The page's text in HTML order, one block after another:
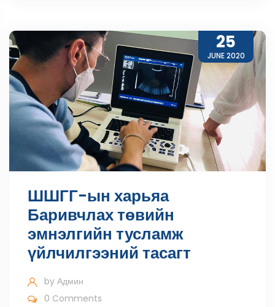
25
JUNE 2020
ШШГГ-ын харьяа
Баривчлах төвийн
эмнэлгийн тусламж
үйлчилгээний тасагт
by Админ
0 Comments